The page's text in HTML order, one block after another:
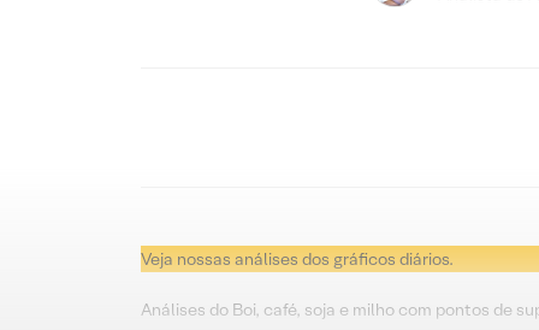
Veja nossas análises dos gráficos diários.
Análises do Boi, café, soja e milho com pontos de